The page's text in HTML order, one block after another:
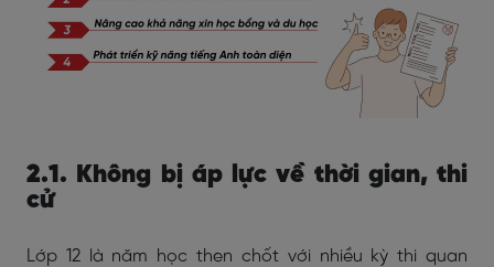
2.1. Không bị áp lực về thời gian, thi
cử
Lớp 12 là năm học then chốt với nhiều kỳ thi quan